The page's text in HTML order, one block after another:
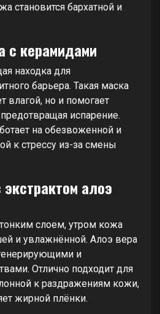
становится бархатной и
с керамидами
находка для
барьера. Такая маска
влагой, но и помогает
испарение.
на обезвоженной и
к стрессу из-за смены
алоэ
слоем, утром кожа
и увлажнённой. Алоэ вера
и
Отлично подходит для
к раздражениям кожи,
жирной плёнки.